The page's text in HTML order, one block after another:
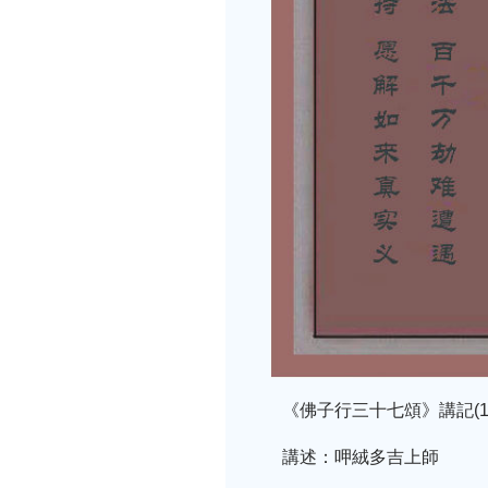
《佛子行三十七頌》講記
講述：呷絨多吉上師